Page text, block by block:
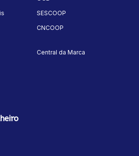
SESCOOP
CNCOOP
Central da Marca